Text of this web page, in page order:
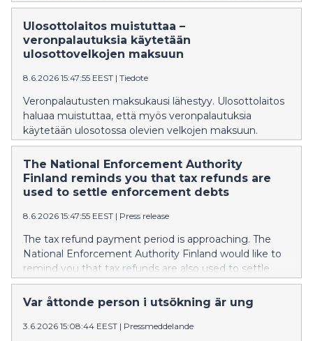
som är föremål för utsökning.
Ulosottolaitos muistuttaa –
veronpalautuksia käytetään
ulosottovelkojen maksuun
8.6.2026 15:47:55 EEST | Tiedote
Veronpalautusten maksukausi lähestyy. Ulosottolaitos
haluaa muistuttaa, että myös veronpalautuksia
käytetään ulosotossa olevien velkojen maksuun.
The National Enforcement Authority
Finland reminds you that tax refunds are
used to settle enforcement debts
8.6.2026 15:47:55 EEST | Press release
The tax refund payment period is approaching. The
National Enforcement Authority Finland would like to
remind you that tax refunds are also used to settle
debts in enforcement.
Var åttonde person i utsökning är ung
3.6.2026 15:08:44 EEST | Pressmeddelande